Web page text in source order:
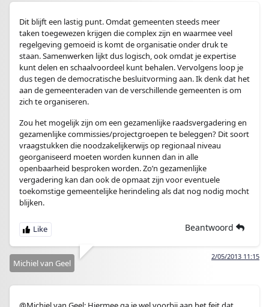
Dit blijft een lastig punt. Omdat gemeenten steeds meer
taken toegewezen krijgen die complex zijn en waarmee veel
regelgeving gemoeid is komt de organisatie onder druk te
staan. Samenwerken lijkt dus logisch, ook omdat je expertise
kunt delen en schaalvoordeel kunt behalen. Vervolgens loop je
dus tegen de democratische besluitvorming aan. Ik denk dat het
aan de gemeenteraden van de verschillende gemeenten is om
zich te organiseren.
Zou het mogelijk zijn om een gezamenlijke raadsvergadering en
gezamenlijke commissies/projectgroepen te beleggen? Dit soort
vraagstukken die noodzakelijkerwijs op regionaal niveau
georganiseerd moeten worden kunnen dan in alle
openbaarheid besproken worden. Zo’n gezamenlijke
vergadering kan dan ook de opmaat zijn voor eventuele
toekomstige gemeentelijke herindeling als dat nog nodig mocht
blijken.
Beantwoord
2/05/2013 11:15
Michiel van Geel